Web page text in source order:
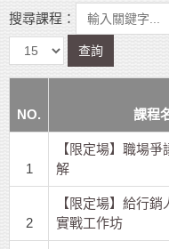
搜尋課程：
查詢
NO. 課程
1
【限定場】職場
解
2
【限定場】給行
實戰工作坊